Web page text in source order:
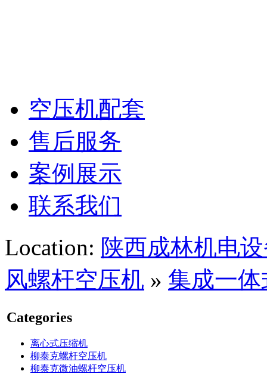
空压机配套
售后服务
案例展示
联系我们
Location: 陕西成林机电
风螺杆空压机 » 集成一
Categories
离心式压缩机
柳泰克螺杆空压机
柳泰克微油螺杆空压机